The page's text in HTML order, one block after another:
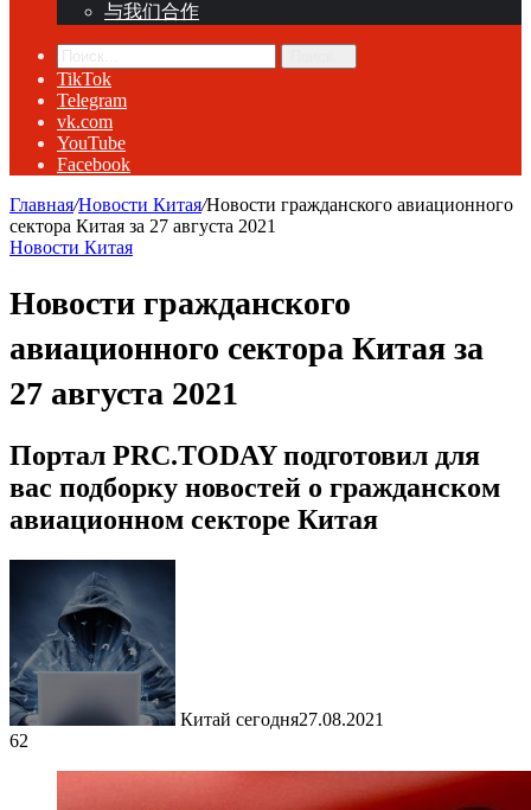
与我们合作
TikTok
Telegram
vk.com
YouTube
Facebook
Главная/Новости Китая/Новости гражданского авиационного
сектора Китая за 27 августа 2021
Новости Китая
Новости гражданского
авиационного сектора Китая за
27 августа 2021
Портал PRC.TODAY подготовил для
вас подборку новостей о гражданском
авиационном секторе Китая
Китай сегодня27.08.2021
62